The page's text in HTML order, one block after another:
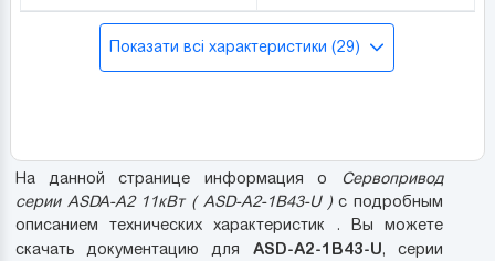
Показати всі характеристики (29)
На данной странице информация о Cервопривод
серии ASDA-A2 11кВт ( ASD-A2-1B43-U )с подробным
описанием технических характеристик . Вы можете
скачать документацию для ASD-A2-1B43-U, серии